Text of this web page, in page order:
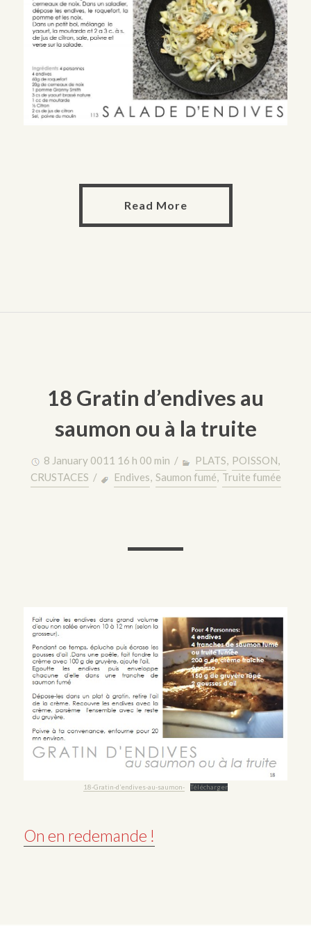
Read More
18 Gratin d’endives au
saumon ou à la truite
8 January 0011 16 h 00 min / PLATS, POISSON,
CRUSTACES / Endives, Saumon fumé, Truite fumée
18-Gratin-d’endives-au-saumon- Télécharger
On en redemande !